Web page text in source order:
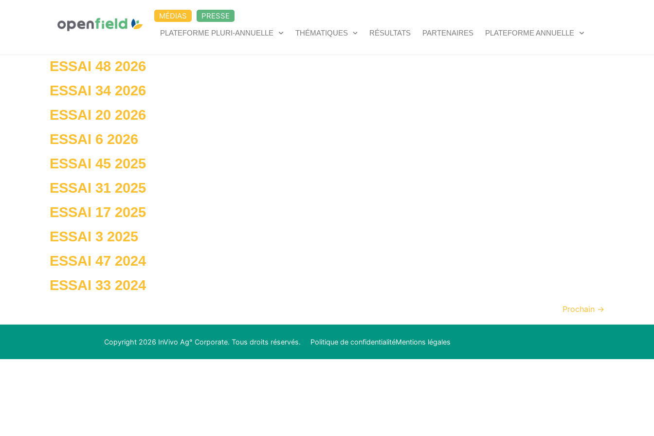
MÉDIAS PRESSE
PLATEFORME PLURI-ANNUELLE THÉMATIQUES RÉSULTATS PARTENAIRES PLATEFORME ANNUELLE
ESSAI 48 2026
ESSAI 34 2026
ESSAI 20 2026
ESSAI 6 2026
ESSAI 45 2025
ESSAI 31 2025
ESSAI 17 2025
ESSAI 3 2025
ESSAI 47 2024
ESSAI 33 2024
Prochain →
Copyright 2026 InVivo Ag° Corporate. Tous droits réservés. Politique de confidentialitéMentions légales